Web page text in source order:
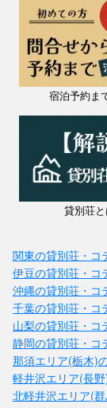
宿泊予約ま
貸別荘と
関東の貸別荘・コ
伊豆の貸別荘・コ
沖縄の貸別荘・コ
千葉の貸別荘・コ
山梨の貸別荘・コ
静岡の貸別荘・コ
那須エリア(栃木)
軽井沢エリア(長
北軽井沢エリア(